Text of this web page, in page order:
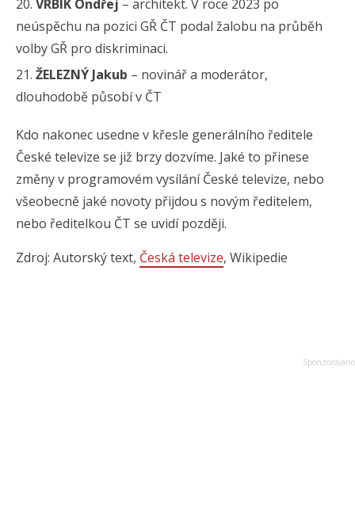
VRBÍK Ondřej – architekt. V roce 2023 po
neúspěchu na pozici GŘ ČT podal žalobu na průběh
volby GŘ pro diskriminaci.
ŽELEZNÝ Jakub – novinář a moderátor,
dlouhodobě působí v ČT
Kdo nakonec usedne v křesle generálního ředitele
České televize se již brzy dozvíme. Jaké to přinese
změny v programovém vysílání České televize, nebo
všeobecně jaké novoty přijdou s novým ředitelem,
nebo ředitelkou ČT se uvidí později.
Zdroj: Autorský text, Česká televize, Wikipedie